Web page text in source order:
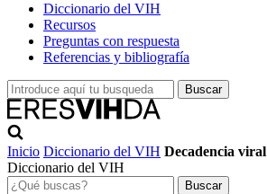
Diccionario del VIH
Recursos
Preguntas con respuesta
Referencias y bibliografía
Inicio Diccionario del VIH Decadencia viral
Diccionario del VIH
Buscar